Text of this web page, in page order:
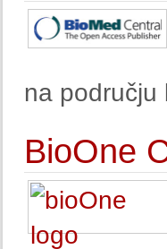
na području
BioOne